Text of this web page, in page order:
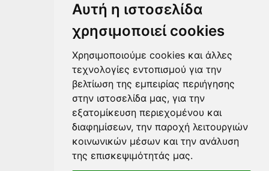
Αυτή η ιστοσελίδα
χρησιμοποιεί cookies
Χρησιμοποιούμε cookies και άλλες
τεχνολογίες εντοπισμού για την
βελτίωση της εμπειρίας περιήγησης
στην ιστοσελίδα μας, για την
εξατομίκευση περιεχομένου και
διαφημίσεων, την παροχή λειτουργιών
κοινωνικών μέσων και την ανάλυση
της επισκεψιμότητάς μας.
Ακολουθήστε μας